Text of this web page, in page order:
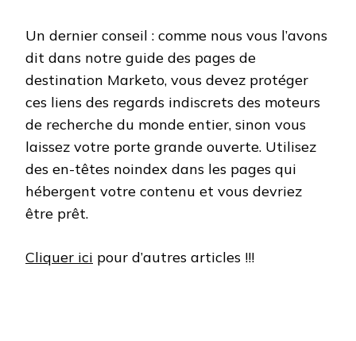
Un dernier conseil : comme nous vous l’avons
dit dans notre guide des pages de
destination Marketo, vous devez protéger
ces liens des regards indiscrets des moteurs
de recherche du monde entier, sinon vous
laissez votre porte grande ouverte. Utilisez
des en-têtes noindex dans les pages qui
hébergent votre contenu et vous devriez
être prêt.
Cliquer ici pour d’autres articles !!!